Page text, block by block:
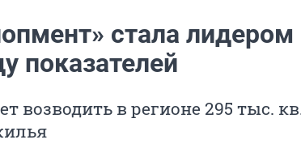
стала лидером
показателей
возводить в регионе 295 тыс.